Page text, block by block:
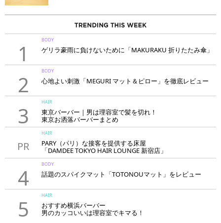
1
BODY
ゲリラ豪雨に負けないために「MAKURAKU 折りたたみ傘」
2
BODY
心地よい刺激「MEGURI マット＆ピロー」を徹底レビュー
3
HAIR
東京バーバー｜男は理容室で髪を切れ！
東京お洒落バーバーまとめ
PR
HAIR
PARY（パリ）な接客を提供する床屋
「DAMDEE TOKYO HAIR LOUNGE 新宿店」
4
BODY
話題のスパイクマット「TOTONOUマット」をレビュー
5
HAIR
おすすめ横浜バーバー
男のカッコいいは理容室でキマる！